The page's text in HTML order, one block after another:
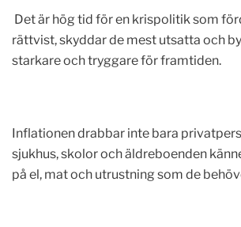
Det är hög tid för en krispolitik som
rättvist, skyddar de mest utsatta och
starkare och tryggare för framtiden.
Inflationen drabbar inte bara
sjukhus, skolor och äldreboenden
på el, mat och utrustning som de